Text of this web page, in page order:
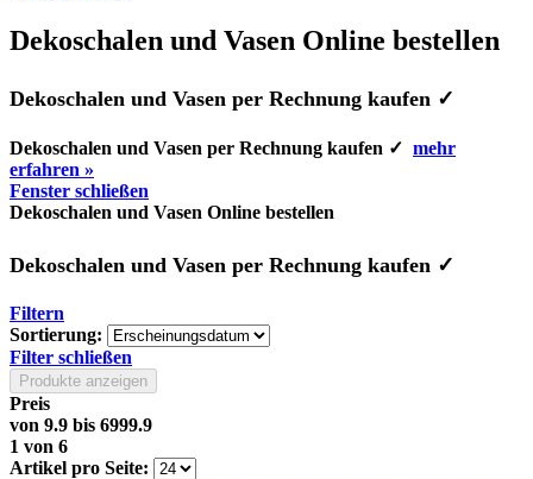
Dekoschalen und Vasen Online bestellen
Dekoschalen und Vasen per Rechnung kaufen ✓
Dekoschalen und Vasen per Rechnung kaufen ✓ mehr
erfahren »
Fenster schließen
Dekoschalen und Vasen Online bestellen
Dekoschalen und Vasen per Rechnung kaufen ✓
Filtern
Sortierung:
Filter schließen
Produkte anzeigen
Preis
von 9.9 bis 6999.9
1 von 6
Artikel pro Seite: